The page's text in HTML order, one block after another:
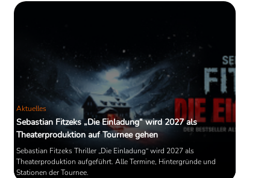
Aktuelles
Sebastian Fitzeks „Die Einladung“ wird 2027 als
Theaterproduktion auf Tournee gehen
Sebastian Fitzeks Thriller „Die Einladung“ wird 2027 als
Theaterproduktion aufgeführt. Alle Termine, Hintergründe und
Stationen der Tournee.